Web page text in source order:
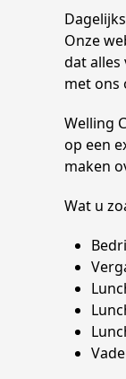
Onze
dat
met ons
Welling
op een
maken
Wat u